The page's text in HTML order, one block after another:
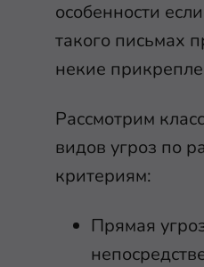
особенности
такого письмах
некие
Рассмотрим
видов угроз по
критериям:
Прямая